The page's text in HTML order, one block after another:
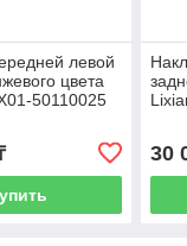
левой
цвета
50110025
30